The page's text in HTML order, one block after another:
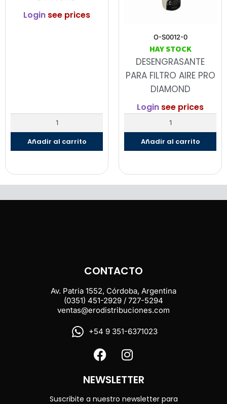
Login see prices
Añadir al carrito
O-S0012-0
HAY STOCK
DESENGRASANTE
PARA FILTRO AIRE PRO
DIAMOND
Login see prices
Añadir al carrito
CONTACTO
Av. Patria 1552, Córdoba, Argentina
(0351) 451-2929 / 727-5294
ventas@erodistribuciones.com
+54 9 351-6371023
NEWSLETTER
Suscribite a nuestro newsletter para